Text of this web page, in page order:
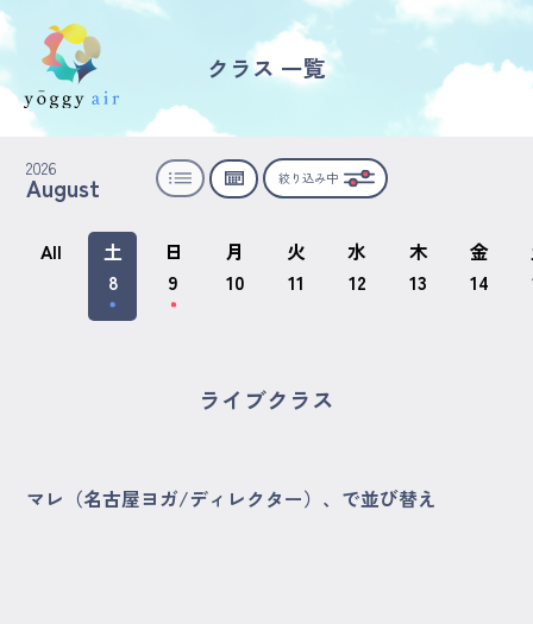
受講の流れ
料金について
インストラクター一覧
FAQ / お問い合わせ
yoggy mommy
クラス 一覧
2026
August 絞り込み中
All
土
8
日
9
月
10
火
11
水
12
木
13
金
14
ライブクラス
マレ（名古屋ヨガ/ディレクター）、で並び替え